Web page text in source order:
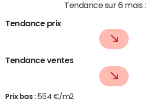
Tendance sur 6 mois :
Tendance prix
Tendance ventes
Prix bas : 554 €/m2